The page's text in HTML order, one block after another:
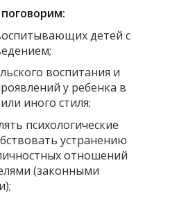
детей с
воспитания и
у ребенка в
иного стиля;
психологические
устранению
отношений
(законными